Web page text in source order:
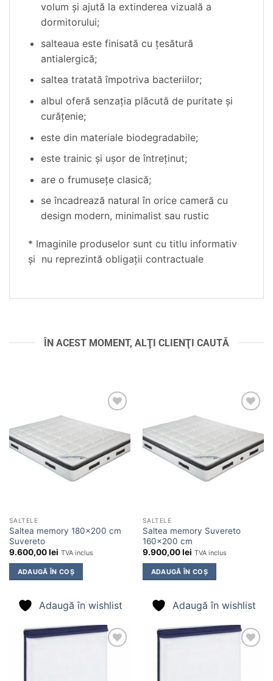
volum şi ajută la extinderea vizuală a
dormitorului;
salteaua este finisată cu ţesătură
antialergică;
saltea tratată împotriva bacteriilor;
albul oferă senzaţia plăcută de puritate şi
curăţenie;
este din materiale biodegradabile;
este trainic şi uşor de întreţinut;
are o frumuseţe clasică;
se încadrează natural în orice cameră cu
design modern, minimalist sau rustic
* Imaginile produselor sunt cu titlu informativ
și nu reprezintă obligații contractuale
ÎN ACEST MOMENT, ALŢI CLIENŢI CAUTĂ
în
SALTELE
Saltea memory 180×200 cm
Suvereto
9.600,00lei TVA inclus
ADAUGĂ ÎN COȘ
Adaugă în wishlist
în
SALTELE
Saltea memory Suvereto
160×200 cm
9.900,00lei TVA inclus
ADAUGĂ ÎN COȘ
Adaugă în wishlist